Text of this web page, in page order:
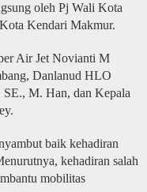
oleh Pj Wali Kota
Kendari Makmur.
Air Jet Novianti M
Danlanud HLO
M. Han, dan Kepala
baik kehadiran
kehadiran salah
mobilitas